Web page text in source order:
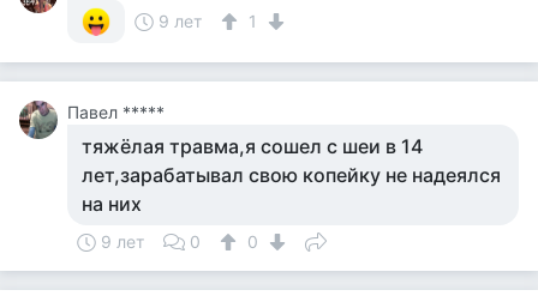
9 лет
1
Павел *****
тяжёлая травма,я сошел с шеи в 14
лет,зарабатывал свою копейку не надеялся
на них
9 лет 0 0